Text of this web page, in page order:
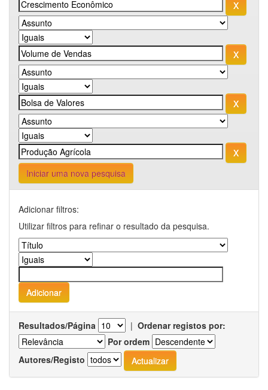
Iniciar uma nova pesquisa
Adicionar filtros:
Utilizar filtros para refinar o resultado da pesquisa.
Resultados/Página | Ordenar registos por:
Por ordem
Autores/Registo